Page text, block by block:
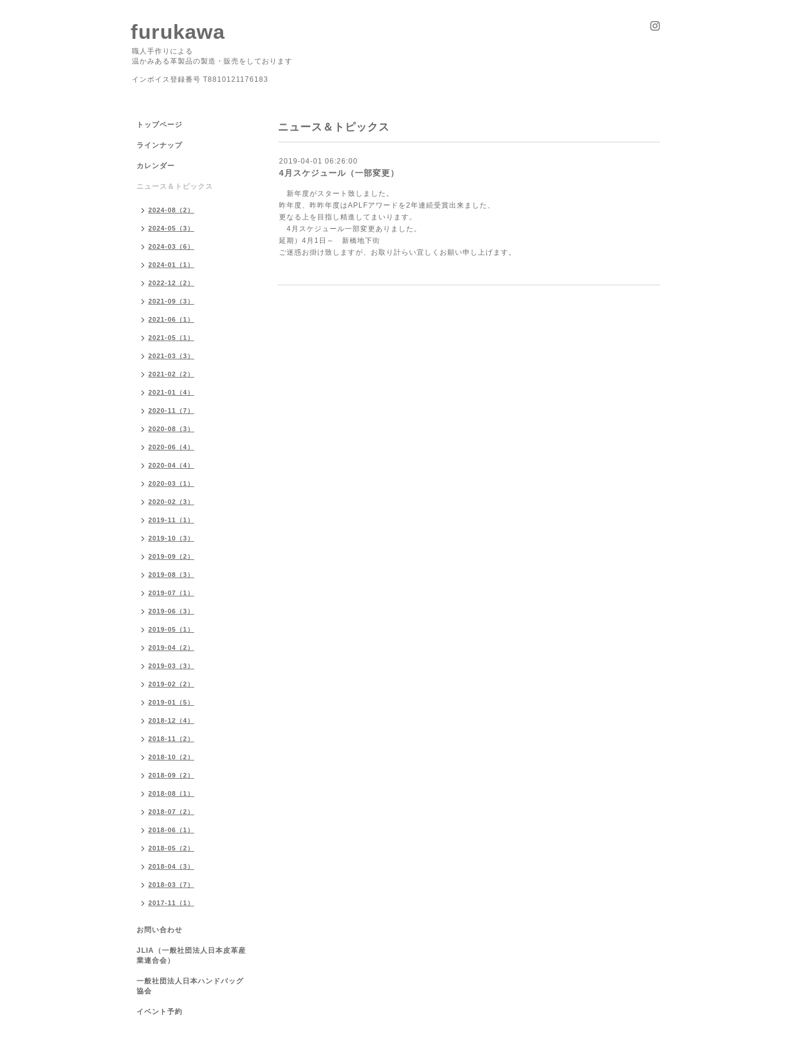
furukawa
職人手作りによる
温かみある革製品の製造・販売をしております
インボイス登録番号 T8810121176183
ニュース＆トピックス
2019-04-01 06:26:00
4月スケジュール（一部変更）
新年度がスタート致しました。
昨年度、昨昨年度はAPLFアワードを2年連続受賞出来ました、
更なる上を目指し精進してまいります。
4月スケジュール一部変更ありました。
延期）4月1日～ 新橋地下街
ご迷惑お掛け致しますが、お取り計らい宜しくお願い申し上げます。
トップページ
ラインナップ
カレンダー
ニュース＆トピックス
2024-08（2）
2024-05（3）
2024-03（6）
2024-01（1）
2022-12（2）
2021-09（3）
2021-06（1）
2021-05（1）
2021-03（3）
2021-02（2）
2021-01（4）
2020-11（7）
2020-08（3）
2020-06（4）
2020-04（4）
2020-03（1）
2020-02（3）
2019-11（1）
2019-10（3）
2019-09（2）
2019-08（3）
2019-07（1）
2019-06（3）
2019-05（1）
2019-04（2）
2019-03（3）
2019-02（2）
2019-01（5）
2018-12（4）
2018-11（2）
2018-10（2）
2018-09（2）
2018-08（1）
2018-07（2）
2018-06（1）
2018-05（2）
2018-04（3）
2018-03（7）
2017-11（1）
お問い合わせ
JLIA（一般社団法人日本皮革産
業連合会）
一般社団法人日本ハンドバッグ
協会
イベント予約